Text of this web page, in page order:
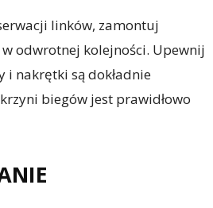
linków, zamontuj
odwrotnej kolejności. Upewnij
i nakrętki są dokładnie
biegów jest prawidłowo